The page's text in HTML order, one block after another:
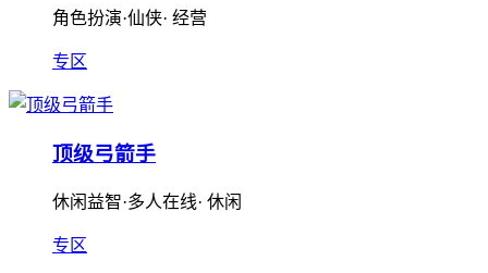
角色扮演·仙侠· 经营
专区
顶级弓箭手
休闲益智·多人在线· 休闲
专区